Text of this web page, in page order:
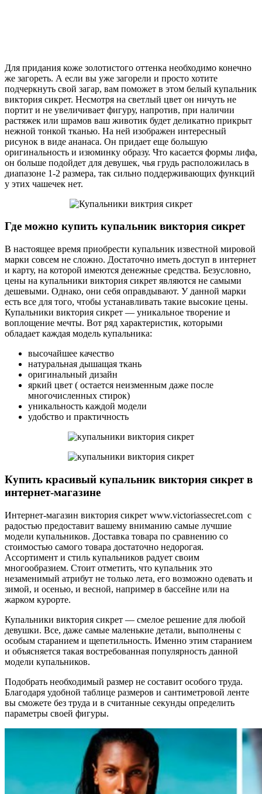
Для придания коже золотистого оттенка необходимо конечно
же загореть. А если вы уже загорели и просто хотите
подчеркнуть свой загар, вам поможет в этом белый купальник
виктория сикрет. Несмотря на светлый цвет он ничуть не
портит и не увеличивает фигуру, напротив, при наличии
растяжек или шрамов ваш животик будет деликатно прикрыт
нежной тонкой тканью. На ней изображен интересный
рисунок в виде ананаса. Он придает еще большую
оригинальность и изюминку образу. Что касается формы лифа,
он больше подойдет для девушек, чья грудь расположилась в
диапазоне 1-2 размера, так сильно поддерживающих функций
у этих чашечек нет.
Где можно купить купальник виктория сикрет
В настоящее время приобрести купальник известной мировой
марки совсем не сложно. Достаточно иметь доступ в интернет
и карту, на которой имеются денежные средства. Безусловно,
цены на купальники виктория сикрет являются не самыми
дешевыми. Однако, они себя оправдывают. У данной марки
есть все для того, чтобы устанавливать такие высокие цены.
Купальники виктория сикрет — уникальное творение и
воплощение мечты. Вот ряд характеристик, которыми
обладает каждая модель купальника:
высочайшее качество
натуральная дышащая ткань
оригинальный дизайн
яркий цвет ( остается неизменным даже после
многочисленных стирок)
уникальность каждой модели
удобство и практичность
Купить красивый купальник виктория сикрет в
интернет-магазине
Интернет-магазин виктория сикрет www.victoriassecret.com с
радостью предоставит вашему вниманию самые лучшие
модели купальников. Доставка товара по сравнению со
стоимостью самого товара достаточно недорогая.
Ассортимент и стиль купальников радует своим
многообразием. Стоит отметить, что купальник это
незаменимый атрибут не только лета, его возможно одевать и
зимой, и осенью, и весной, например в бассейне или на
жарком курорте.
Купальники виктория сикрет — смелое решение для любой
девушки. Все, даже самые маленькие детали, выполнены с
особым старанием и щепетильность. Именно этим старанием
и объясняется такая востребованная популярность данной
модели купальников.
Подобрать необходимый размер не составит особого труда.
Благодаря удобной таблице размеров и сантиметровой ленте
вы сможете без труда и в считанные секунды определить
параметры своей фигуры.